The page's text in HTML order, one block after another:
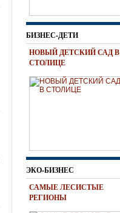
БИЗНЕС-ДЕТИ
НОВЫЙ ДЕТСКИЙ САД В
СТОЛИЦЕ
ЭКО-БИЗНЕС
САМЫЕ ЛЕСИСТЫЕ
РЕГИОНЫ